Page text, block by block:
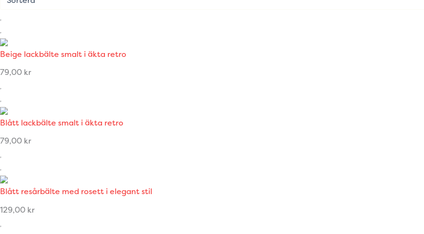
Beige lackbälte smalt i äkta retro
79,00 kr
Blått lackbälte smalt i äkta retro
79,00 kr
Blått resårbälte med rosett i elegant stil
129,00 kr